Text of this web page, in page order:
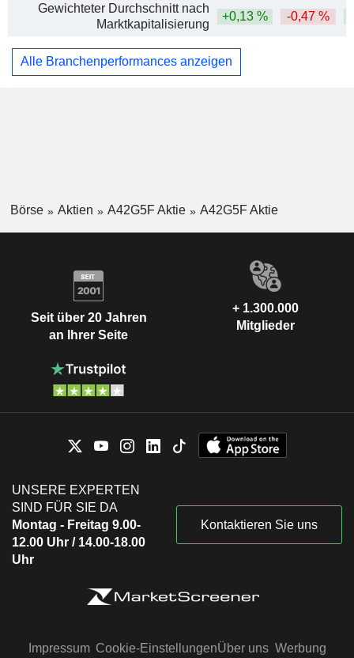
Gewichteter Durchschnitt nach
Marktkapitalisierung
+0,13 % -0,47 %
Alle Branchenperformances anzeigen
Börse Aktien A42G5F Aktie A42G5F Aktie
Seit über 20 Jahren
an Ihrer Seite
+ 1.300.000
Mitglieder
UNSERE EXPERTEN
SIND FÜR SIE DA
Montag - Freitag 9.00-
12.00 Uhr / 14.00-18.00
Uhr
Kontaktieren Sie uns
Impressum Cookie-EinstellungenÜber uns Werbung